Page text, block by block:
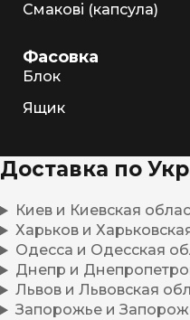
Смакові (капсула)
Фасовка
Блок
Ящик
Доставка по
Киев и Киевская
Харьков и
Одесса и Одесская
Днепр и
Львов и Львовская
Запорожье и